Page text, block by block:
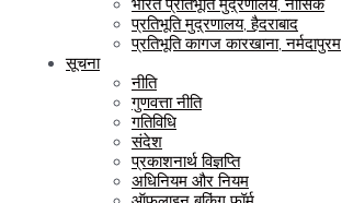
प्रतिभूति मुद्रणालय, हैदराबाद
प्रतिभूति कागज कारखाना, नर्मदापुरम
सूचना
नीति
गुणवत्ता नीति
गतिविधि
संदेश
प्रकाशनार्थ विज्ञप्ति
अधिनियम और नियम